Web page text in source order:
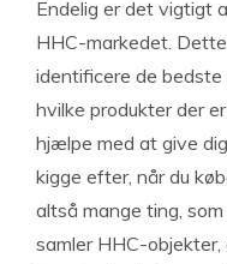
Endelig er det vigtigt
HHC-markedet.
identificere de
hvilke produkter der
hjælpe med at give
kigge efter, når du
altså mange ting,
samler HHC-